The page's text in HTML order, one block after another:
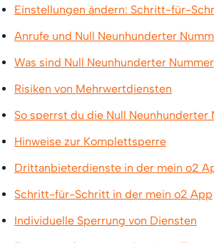
Einstellungen ändern: Schritt-für-
Anrufe und Null Neunhunderter
Was sind Null Neunhunderter
Risiken von Mehrwertdiensten
So sperrst du die Null Neunhunderter
Hinweise zur Komplettsperre
Drittanbieterdienste in der mein o2
Schritt-für-Schritt in der mein o2 App
Individuelle Sperrung von Diensten